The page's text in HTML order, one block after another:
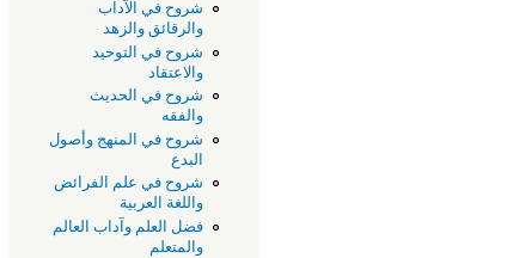
شروح في الآداب
والرقائق والزهد
شروح في التوحيد
والاعتقاد
شروح في الحديث
والفقه
شروح في المنهج وأصول
البدع
شروح في علم الفرائض
واللغة العربية
فضل العلم وآداب العالم
والمتعلم